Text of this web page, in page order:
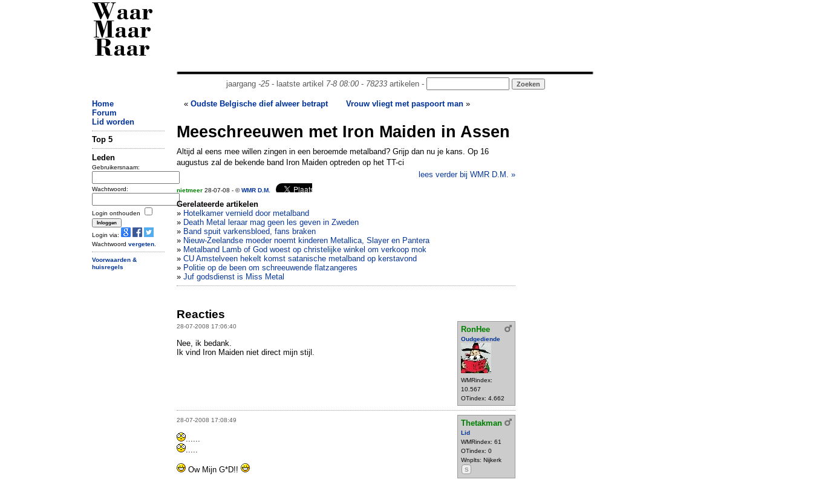
Waar
Maar
Raar
jaargang -25- laatste artikel 7-8 08:00- 78233artikelen -
Home
Forum
Lid worden
Top 5
Leden
Gebruikersnaam:
Wachtwoord:
Login onthouden
Login via:
Wachtwoord vergeten
Voorwaarden &
huisregels
« Oudste Belgische dief alweer betrapt Vrouw vliegt met paspoort man »
Meeschreeuwen met Iron Maiden in Assen
Altijd al eens mee willen zingen in een beroemde metalband? Grijp dan nu je kans. Op 16
augustus zal de bekende band Iron Maiden optreden op het TT-ci
lees verder bij WMR D.M. »
nietmeer 28-07-08 - ©WMR D.M.
Gerelateerde artikelen
» Hotelkamer vernield door metalband
» Death Metal leraar mag geen les geven in Zweden
» Band spuit varkensbloed, fans braken
» Nieuw-Zeelandse moeder noemt kinderen Metallica, Slayer en Pantera
» Metalband Lamb of God woest op christelijke winkel om verkoop mok
» CU Amstelveen hekelt komst satanische metalband op kerstavond
» Politie op de been om schreeuwende flatzangeres
» Juf godsdienst is Miss Metal
Reacties
28-07-2008 17:06:40 RonHee
Oudgediende
WMRindex:
10.567
OTindex: 4.662
Nee, ik bedank.
Ik vind Iron Maiden niet direct mijn stijl.
28-07-2008 17:08:49 Thetakman
Lid
WMRindex: 61
OTindex: 0
Wnplts: Nijkerk
S
Ow Mijn G*D!!